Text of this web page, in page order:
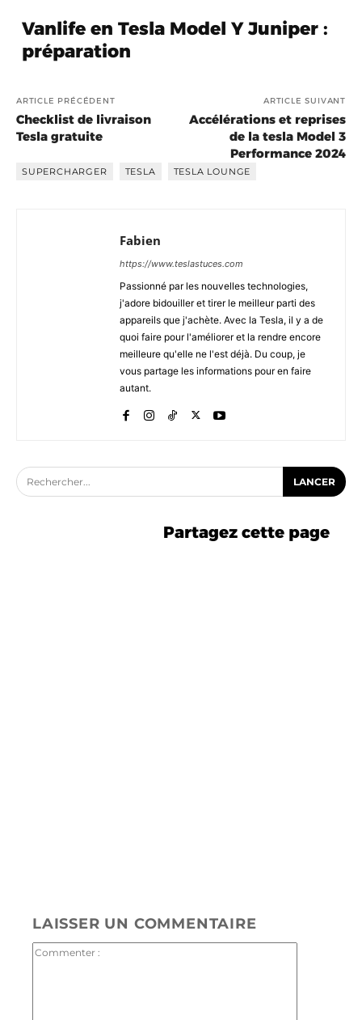
Vanlife en Tesla Model Y Juniper :
préparation
ARTICLE PRÉCÉDENT
Checklist de livraison
Tesla gratuite
ARTICLE SUIVANT
Accélérations et reprises
de la tesla Model 3
Performance 2024
SUPERCHARGER TESLA TESLA LOUNGE
Fabien
https://www.teslastuces.com
Passionné par les nouvelles technologies,
j'adore bidouiller et tirer le meilleur parti des
appareils que j'achète. Avec la Tesla, il y a de
quoi faire pour l'améliorer et la rendre encore
meilleure qu'elle ne l'est déjà. Du coup, je
vous partage les informations pour en faire
autant.
Rechercher... LANCER
Partagez cette page
LAISSER UN COMMENTAIRE